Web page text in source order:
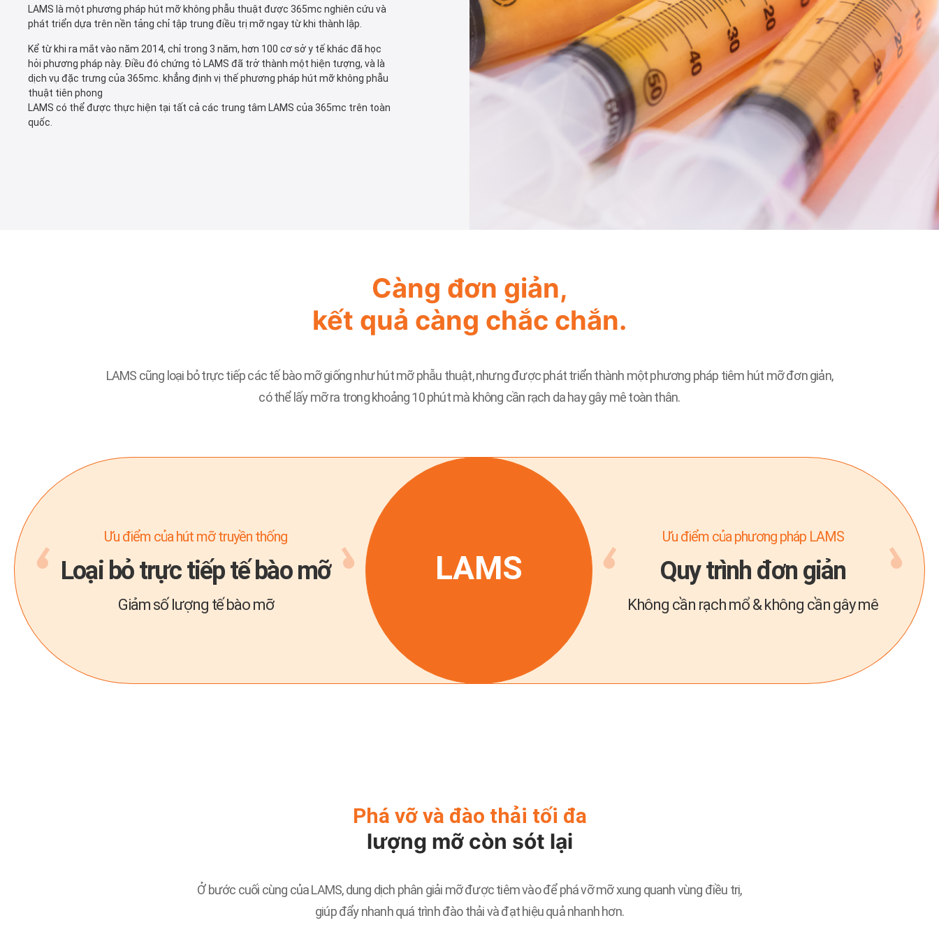
LAMS là một phương pháp hút mỡ không phẫu thuật được 365mc nghiên cứu và
phát triển dựa trên nền tảng chỉ tập trung điều trị mỡ ngay từ khi thành lập.
Kể từ khi ra mắt vào năm 2014, chỉ trong 3 năm, hơn 100 cơ sở y tế khác đã học
hỏi phương pháp này. Điều đó chứng tỏ LAMS đã trở thành một hiện tượng, và là
dịch vụ đặc trưng của 365mc. khẳng định vị thế phương pháp hút mỡ không phẫu
thuật tiên phong
LAMS có thể được thực hiện tại tất cả các trung tâm LAMS của 365mc trên toàn
quốc.
Càng đơn giản,
kết quả càng chắc chắn.
LAMS cũng loại bỏ trực tiếp các tế bào mỡ giống như hút mỡ phẫu thuật, nhưng được phát triển thành một phương pháp tiêm hút mỡ đơn giản,
có thể lấy mỡ ra trong khoảng 10 phút mà không cần rạch da hay gây mê toàn thân.
Ưu điểm của hút mỡ truyền thống
Loại bỏ trực tiếp tế bào mỡ
Giảm số lượng tế bào mỡ
LAMS
Ưu điểm của phương pháp LAMS
Quy trình đơn giản
Không cần rạch mổ & không cần gây mê
Phá vỡ và đào thải tối đa
lượng mỡ còn sót lại
Ở bước cuối cùng của LAMS, dung dịch phân giải mỡ được tiêm vào để phá vỡ mỡ xung quanh vùng điều trị,
giúp đẩy nhanh quá trình đào thải và đạt hiệu quả nhanh hơn.